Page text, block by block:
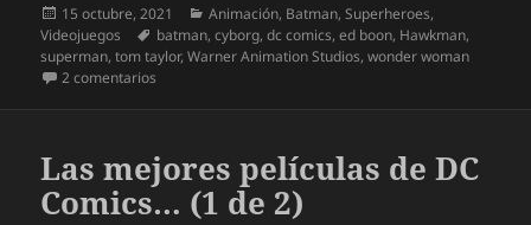
Publicado
el
15 octubre, 2021 Categorías
Animación, Batman,Superheroes,
Videojuegos
Etiquetas
batman,cyborg,dc comics,ed boon, Hawkman,
superman,tom taylor,Warner Animation Studios,wonder woman
2 comentarios
Las mejores películas de DC
Comics… (1 de 2)